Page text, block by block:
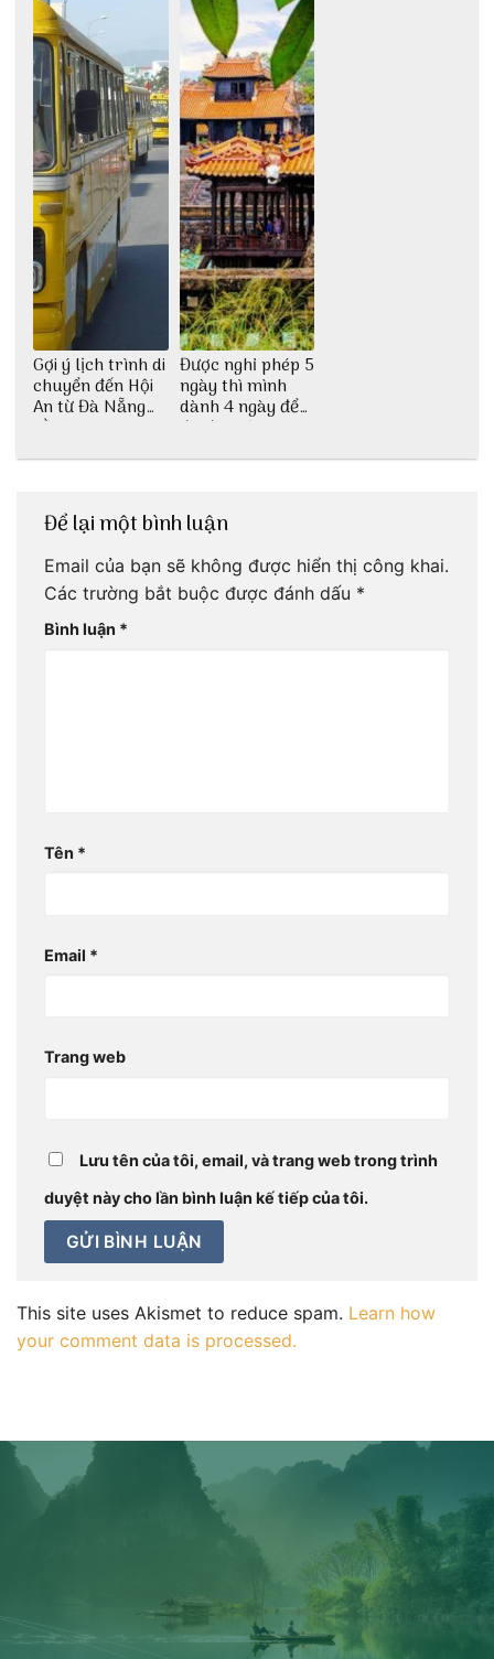
Gợi ý lịch trình di
chuyển đến Hội
An từ Đà Nẵng
bằng xe bus
Được nghỉ phép 5
ngày thì mình
dành 4 ngày để
đu đưa Lịch
Để lại một bình luận
Email của bạn sẽ không được hiển thị công khai.
Các trường bắt buộc được đánh dấu *
Bình luận *
Tên *
Email *
Trang web
Lưu tên của tôi, email, và trang web trong trình
duyệt này cho lần bình luận kế tiếp của tôi.
This site uses Akismet to reduce spam. Learn how
your comment data is processed.